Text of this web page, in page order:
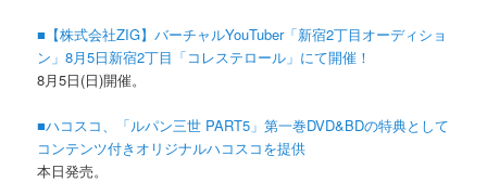
■【株式会社ZIG】バーチャルYouTuber「新宿2丁目オーディショ
ン」8月5日新宿2丁目「コレステロール」にて開催！
8月5日(日)開催。
■ハコスコ、「ルパン三世 PART5」第一巻DVD&BDの特典として
コンテンツ付きオリジナルハコスコを提供
本日発売。